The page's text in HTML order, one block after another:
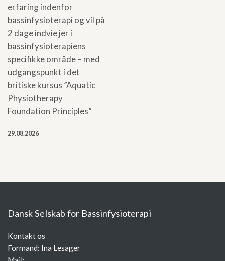
erfaring indenfor
bassinfysioterapi og vil på
2 dage indvie jer i
bassinfysioterapiens
specifikke område – med
udgangspunkt i det
britiske kursus ”Aquatic
Physiotherapy
Foundation Principles”
29.08.2026
Dansk Selskab for Bassinfysioterapi
Kontakt os
Formand: Ina Lesager